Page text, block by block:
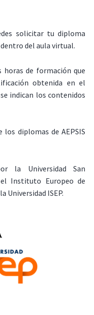
solicitar tu diploma
del aula virtual.
de formación que
obtenida en el
indican los contenidos
diplomas de AEPSIS
la Universidad San
Instituto Europeo de
Universidad ISEP.